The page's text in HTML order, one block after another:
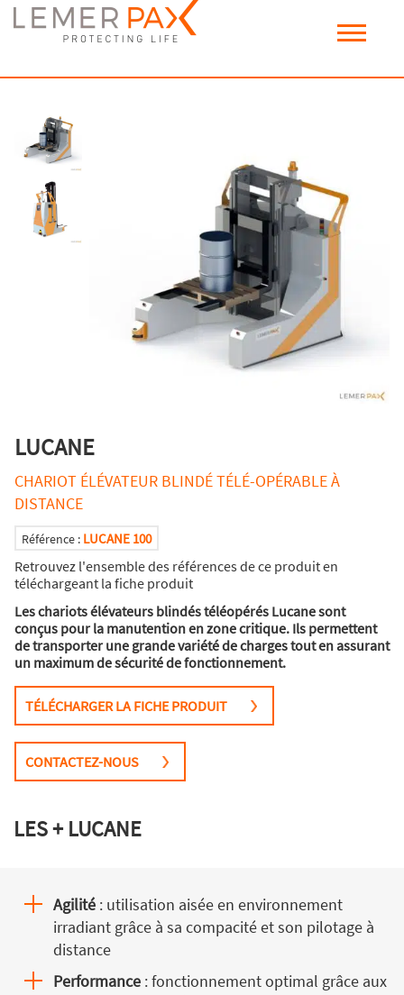
LUCANE
CHARIOT ÉLÉVATEUR BLINDÉ TÉLÉ-OPÉRABLE À
DISTANCE
Référence : LUCANE 100
Retrouvez l'ensemble des références de ce produit en
téléchargeant la fiche produit
Les chariots élévateurs blindés téléopérés Lucane sont
conçus pour la manutention en zone critique. Ils permettent
de transporter une grande variété de charges tout en assurant
un maximum de sécurité de fonctionnement.
TÉLÉCHARGER LA FICHE PRODUIT
CONTACTEZ-NOUS
LES + LUCANE
Agilité : utilisation aisée en environnement
irradiant grâce à sa compacité et son pilotage à
distance
Performance : fonctionnement optimal grâce aux